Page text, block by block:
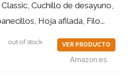
Cuchillo de desayuno,
Hoja afilada, Filo...
out of stock VER PRODUCTO
Amazon.es